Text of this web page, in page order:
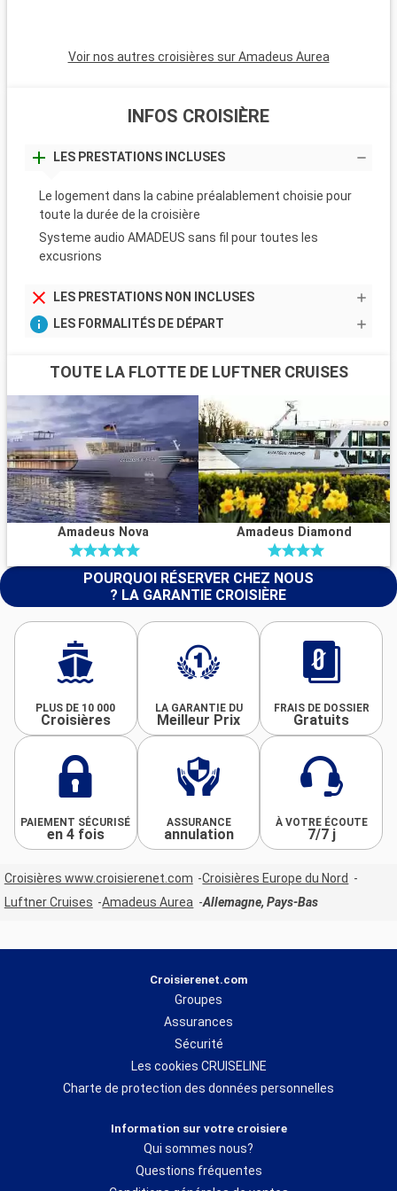
Voir nos autres croisières sur Amadeus Aurea
INFOS CROISIÈRE
LES PRESTATIONS INCLUSES
Le logement dans la cabine préalablement choisie pour
toute la durée de la croisière
Systeme audio AMADEUS sans fil pour toutes les
excusrions
LES PRESTATIONS NON INCLUSES
LES FORMALITÉS DE DÉPART
TOUTE LA FLOTTE DE LUFTNER CRUISES
Amadeus Nova Amadeus Diamond
POURQUOI RÉSERVER CHEZ NOUS
? LA GARANTIE CROISIÈRE
PLUS DE 10 000
Croisières
LA GARANTIE DU
Meilleur Prix
FRAIS DE DOSSIER
Gratuits
PAIEMENT SÉCURISÉ
en 4 fois
ASSURANCE
annulation
À VOTRE ÉCOUTE
7/7 j
Croisières www.croisierenet.com
Croisières Europe du Nord
Luftner Cruises
Amadeus Aurea Allemagne, Pays-Bas
Croisierenet.com
Groupes
Assurances
Sécurité
Les cookies CRUISELINE
Charte de protection des données personnelles
Information sur votre croisiere
Qui sommes nous?
Questions fréquentes